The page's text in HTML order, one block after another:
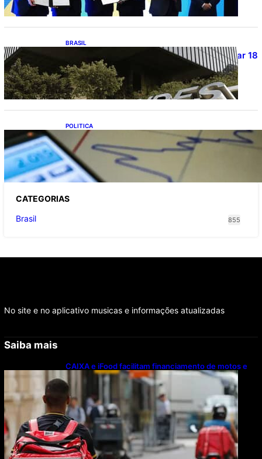
BRASIL
Projetos de saneamento podem beneficiar 18
milhões de brasileiros
POLITICA
TCU lista mais de 6 mil responsáveis com
contas irregulares; Nordeste e Sudeste
concentram maioria dos nomes
CATEGORIAS
Brasil
855
No site e no aplicativo musicas e informações atualizadas
Saiba mais
CAIXA e iFood facilitam financiamento de motos e
bicicletas elétricas para entregadores